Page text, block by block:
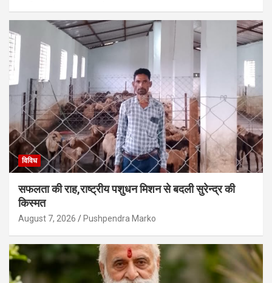
विविध
सफलता की राह,राष्ट्रीय पशुधन मिशन से बदली सुरेन्द्र की
किस्मत
August 7, 2026 Pushpendra Marko